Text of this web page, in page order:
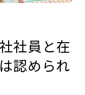
社員と在
認められ